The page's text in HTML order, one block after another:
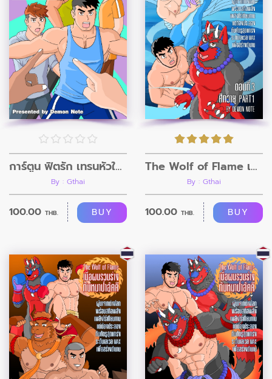
การ์ตูน ฟิตรัก เทรนหัวใจ ตอนที่10
By : Gthai
100.00 THB. BUY
The Wolf of Flame เมื่อผมรวมร่างกับหมาป่าอัคคี ตอนที่3
By : Gthai
100.00 THB. BUY